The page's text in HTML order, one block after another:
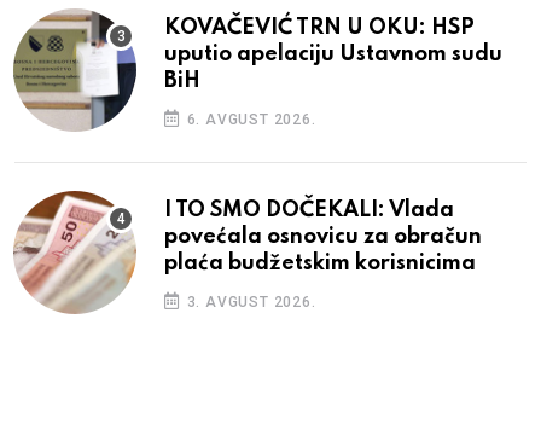
KOVAČEVIĆ TRN U OKU: HSP
uputio apelaciju Ustavnom sudu
BiH
6. AVGUST 2026.
I TO SMO DOČEKALI: Vlada
povećala osnovicu za obračun
plaća budžetskim korisnicima
3. AVGUST 2026.